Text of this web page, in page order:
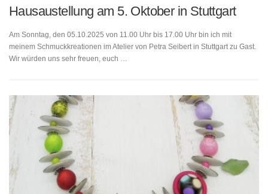
Hausaustellung am 5. Oktober in Stuttgart
Am Sonntag, den 05.10.2025 von 11.00 Uhr bis 17.00 Uhr bin ich mit
meinem Schmuckkreationen im Atelier von Petra Seibert in Stuttgart zu Gast.
Wir würden uns sehr freuen, euch …